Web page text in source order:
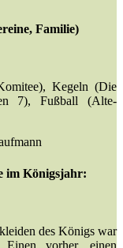
Familie)
Kegeln (Die
7), Fußball (Alte-
im Königsjahr:
des Königs war
vorher, einen